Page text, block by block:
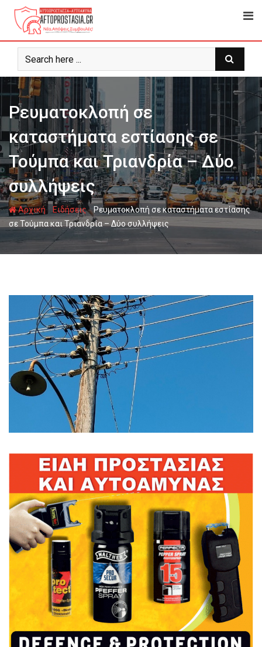
Ψάχνω
για...
Ρευματοκλοπή σε
καταστήματα εστίασης σε
Τούμπα και Τριανδρία – Δύο
συλλήψεις
Αρχική-Ειδήσεις- Ρευματοκλοπή σε καταστήματα εστίασης
σε Τούμπα και Τριανδρία – Δύο συλλήψεις